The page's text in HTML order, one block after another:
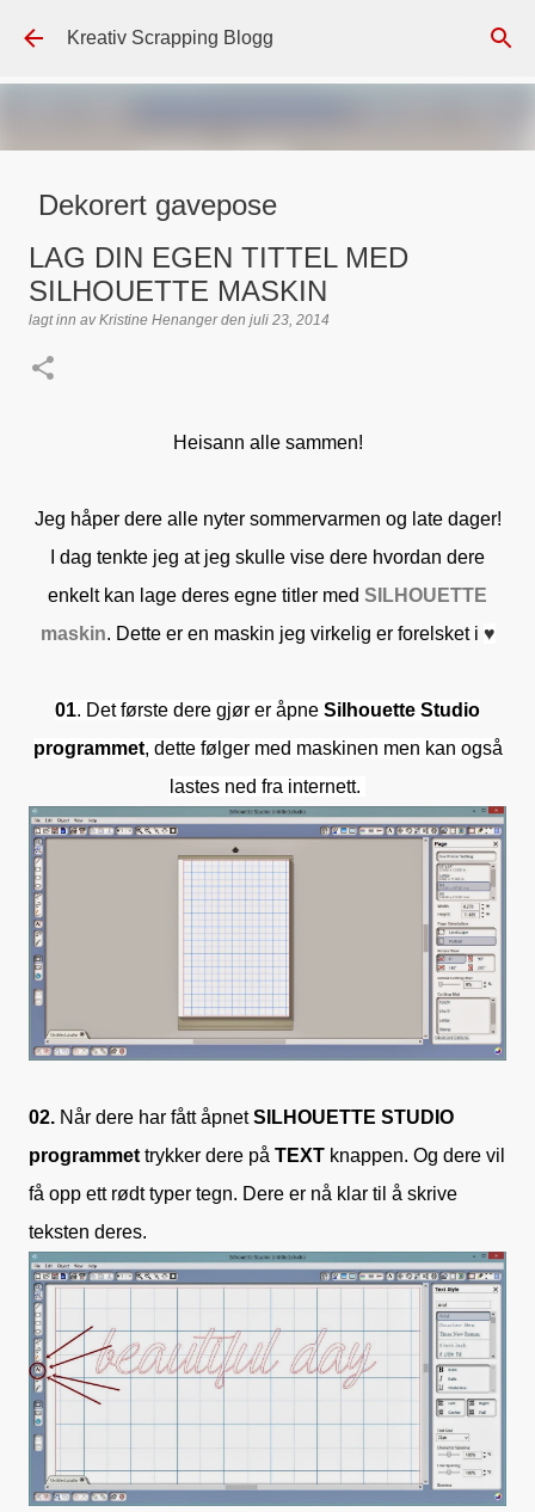
Gå til hovedinnhold
Kreativ Scrapping Blogg
Dekorert gavepose
TEKST KLISTREMERKER / STICKERS
LAG DIN EGEN TITTEL MED
SILHOUETTE MASKIN
lagt inn avKristine Henanger den juli 23, 2014
Heisann alle sammen!
Jeg håper dere alle nyter sommervarmen og late dager!
I dag tenkte jeg at jeg skulle vise dere hvordan dere
enkelt kan lage deres egne titler med SILHOUETTE
maskin. Dette er en maskin jeg virkelig er forelsket i ♥
01. Det første dere gjør er åpne Silhouette Studio
programmet, dette følger med maskinen men kan også
lastes ned fra internett.
02. Når dere har fått åpnetSILHOUETTE STUDIO
programmet trykker dere på TEXT knappen. Og dere vil
få opp ett rødt typer tegn. Dere er nå klar til å skrive
teksten deres.